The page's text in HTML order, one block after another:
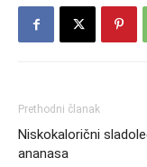
Prethodni članak
Niskokalorični
ananasa